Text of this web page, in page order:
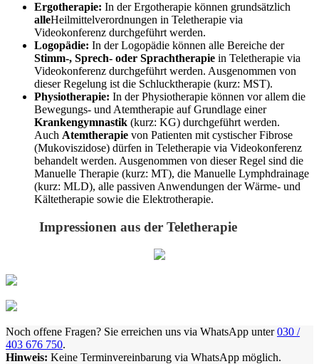
Ergotherapie: In der Ergotherapie können grundsätzlich
alleHeilmittelverordnungen in Teletherapie via
Videokonferenz durchgeführt werden.
Logopädie: In der Logopädie können alle Bereiche der
Stimm-, Sprech- oder Sprachtherapie in Teletherapie via
Videokonferenz durchgeführt werden. Ausgenommen von
dieser Regelung ist die Schlucktherapie (kurz: MST).
Physiotherapie: In der Physiotherapie können vor allem die
Bewegungs- und Atemtherapie auf Grundlage einer
Krankengymnastik (kurz: KG) durchgeführt werden.
Auch Atemtherapie von Patienten mit cystischer Fibrose
(Mukoviszidose) dürfen in Teletherapie via Videokonferenz
behandelt werden. Ausgenommen von dieser Regel sind die
Manuelle Therapie (kurz: MT), die Manuelle Lymphdrainage
(kurz: MLD), alle passiven Anwendungen der Wärme- und
Kältetherapie sowie die Elektrotherapie.
Impressionen aus der Teletherapie
Noch offene Fragen? Sie erreichen uns via WhatsApp unter030 /
403 676 750.
Hinweis: Keine Terminvereinbarung via WhatsApp möglich.